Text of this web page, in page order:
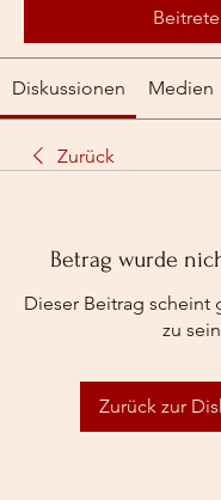
Diskussionen Medien
Zurück
Betrag wurde
Dieser Beitrag scheint
zu sein
Zurück zur